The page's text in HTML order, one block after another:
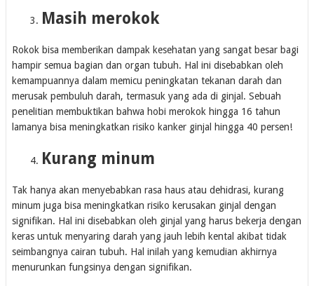
Masih merokok
Rokok bisa memberikan dampak kesehatan yang sangat besar bagi
hampir semua bagian dan organ tubuh. Hal ini disebabkan oleh
kemampuannya dalam memicu peningkatan tekanan darah dan
merusak pembuluh darah, termasuk yang ada di ginjal. Sebuah
penelitian membuktikan bahwa hobi merokok hingga 16 tahun
lamanya bisa meningkatkan risiko kanker ginjal hingga 40 persen!
Kurang minum
Tak hanya akan menyebabkan rasa haus atau dehidrasi, kurang
minum juga bisa meningkatkan risiko kerusakan ginjal dengan
signifikan. Hal ini disebabkan oleh ginjal yang harus bekerja dengan
keras untuk menyaring darah yang jauh lebih kental akibat tidak
seimbangnya cairan tubuh. Hal inilah yang kemudian akhirnya
menurunkan fungsinya dengan signifikan.